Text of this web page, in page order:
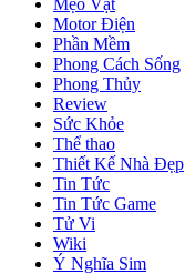
Motor Điện
Phần Mềm
Phong Cách Sống
Phong Thủy
Review
Sức Khỏe
Thể thao
Thiết Kế Nhà Đẹp
Tin Tức
Tin Tức Game
Tử Vi
Wiki
Ý Nghĩa Sim